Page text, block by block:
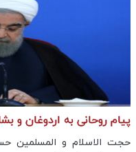
پیام روحانی به اردوغان و
حجت الاسلام و المسلمین